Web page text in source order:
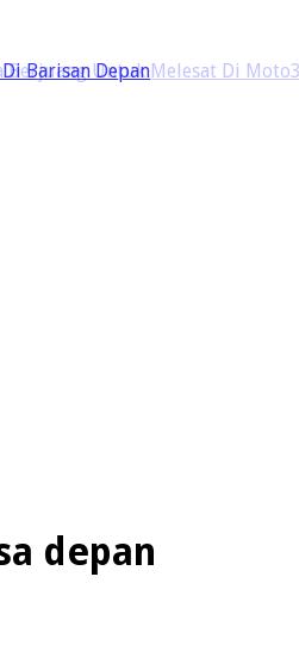
Berjuang Untuk Melesat Di
depan